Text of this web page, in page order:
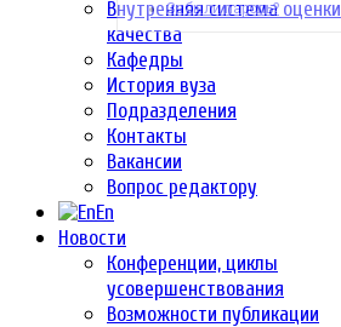
Внутренняя система оценки
качества
Кафедры
История вуза
Подразделения
Контакты
Вакансии
Вопрос редактору
En
Новости
Конференции, циклы
усовершенствования
Возможности публикации
Забыли пароль?